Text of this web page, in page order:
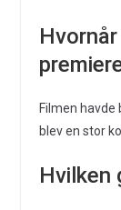
Filmen havde
blev en stor
Hvilken